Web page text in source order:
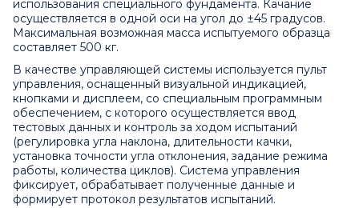
использования специального фундамента. Качание
осуществляется в одной оси на угол до ±45 градусов.
Максимальная возможная масса испытуемого образца
составляет 500 кг.
В качестве управляющей системы используется пульт
управления, оснащенный визуальной индикацией,
кнопками и дисплеем, со специальным программным
обеспечением, с которого осуществляется ввод
тестовых данных и контроль за ходом испытаний
(регулировка угла наклона, длительности качки,
установка точности угла отклонения, задание режима
работы, количества циклов). Система управления
фиксирует, обрабатывает полученные данные и
формирует протокол результатов испытаний.